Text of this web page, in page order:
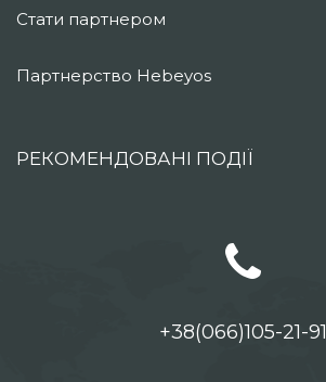
Стати партнером
Партнерство Hebeyos
РЕКОМЕНДОВАНІ ПОДІЇ
+38(066)105-21-91